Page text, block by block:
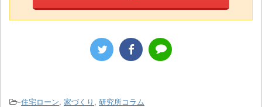
-住宅ローン, 家づくり , 研究所コラム